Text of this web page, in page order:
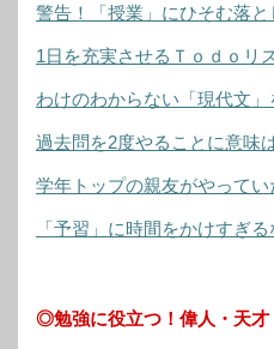
警告！「授業」にひそむ落と
1日を充実させるＴｏｄｏリ
わけのわからない「現代文
過去問を2度やることに意味
学年トップの親友がやってい
「予習」に時間をかけすぎる
◎勉強に役立つ！偉人・天才